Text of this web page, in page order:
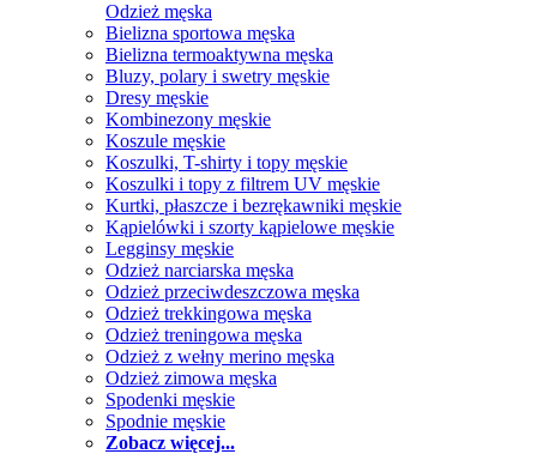
Odzież męska
Bielizna sportowa męska
Bielizna termoaktywna męska
Bluzy, polary i swetry męskie
Dresy męskie
Kombinezony męskie
Koszule męskie
Koszulki, T-shirty i topy męskie
Koszulki i topy z filtrem UV męskie
Kurtki, płaszcze i bezrękawniki męskie
Kąpielówki i szorty kąpielowe męskie
Legginsy męskie
Odzież narciarska męska
Odzież przeciwdeszczowa męska
Odzież trekkingowa męska
Odzież treningowa męska
Odzież z wełny merino męska
Odzież zimowa męska
Spodenki męskie
Spodnie męskie
Zobacz więcej...